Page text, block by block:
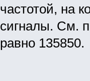
частотой, на
сигналы. См.
равно 135850.